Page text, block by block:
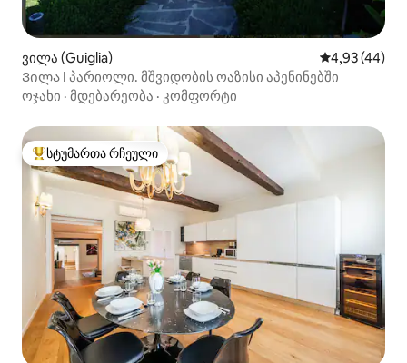
ვილა (Guiglia) საშუალო
4,93 (44)
Ვილა I პარიოლი. მშვიდობის ოაზისი აპენინებში
ოჯახი · მდებარეობა · კომფორტი
სტუმართა რჩეული მოწინავე ვარიანტი
სტუმართა რჩეული